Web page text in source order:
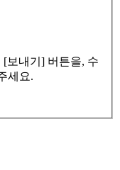
보내기] 버튼을, 수
세요.